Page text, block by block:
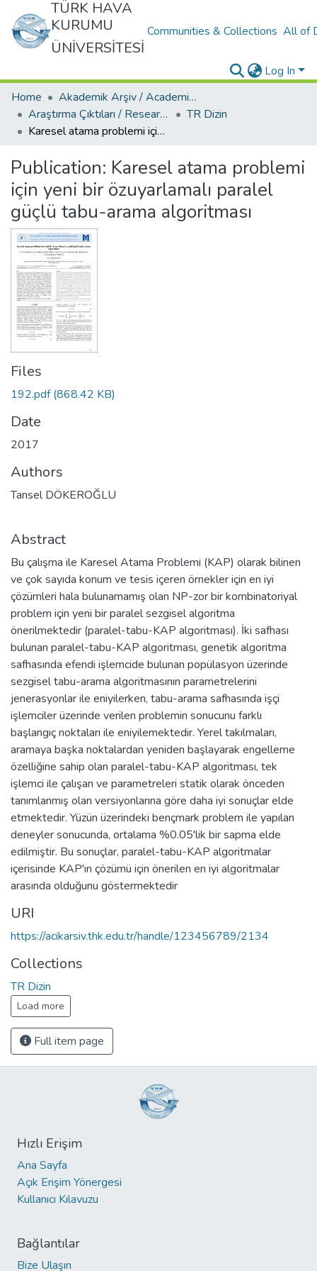
TÜRK HAVA
KURUMU
ÜNİVERSİTESİ
Communities & Collections All of
Log In
Home
Akademik Arşiv / Academic Archive
Araştırma Çıktıları / Research Outcomes
TR Dizin
Karesel atama problemi için yeni bir özuyarlamalı paralel güçlü tabu-arama algoritması
Publication: Karesel atama problemi
için yeni bir özuyarlamalı paralel
güçlü tabu-arama algoritması
Files
192.pdf(868.42 KB)
Date
2017
Authors
Tansel DÖKEROĞLU
Abstract
Bu çalışma ile Karesel Atama Problemi (KAP) olarak bilinen
ve çok sayıda konum ve tesis içeren örnekler için en iyi
çözümleri hala bulunamamış olan NP-zor bir kombinatoriyal
problem için yeni bir paralel sezgisel algoritma
önerilmektedir (paralel-tabu-KAP algoritması). İki safhası
bulunan paralel-tabu-KAP algoritması, genetik algoritma
safhasında efendi işlemcide bulunan popülasyon üzerinde
sezgisel tabu-arama algoritmasının parametrelerini
jenerasyonlar ile eniyilerken, tabu-arama safhasında işçi
işlemciler üzerinde verilen problemin sonucunu farklı
başlangıç noktaları ile eniyilemektedir. Yerel takılmaları,
aramaya başka noktalardan yeniden başlayarak engelleme
özelliğine sahip olan paralel-tabu-KAP algoritması, tek
işlemci ile çalışan ve parametreleri statik olarak önceden
tanımlanmış olan versiyonlarına göre daha iyi sonuçlar elde
etmektedir. Yüzün üzerindeki bençmark problem ile yapılan
deneyler sonucunda, ortalama %0.05'lik bir sapma elde
edilmiştir. Bu sonuçlar, paralel-tabu-KAP algoritmalar
içerisinde KAP'ın çözümü için önerilen en iyi algoritmalar
arasında olduğunu göstermektedir
URI
https://acikarsiv.thk.edu.tr/handle/123456789/2134
Collections
TR Dizin
Load more
Full item page
Hızlı Erişim
Ana Sayfa
Açık Erişim Yönergesi
Kullanıcı Kılavuzu
Bağlantılar
Bize Ulaşın